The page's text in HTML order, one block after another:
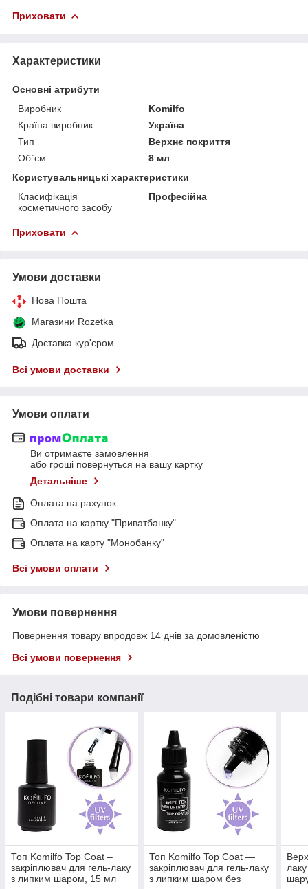
Приховати
Характеристики
Основні атрибути
Виробник
Komilfo
Країна виробник
Україна
Тип
Верхнє покриття
Об`єм
8 мл
Користувальницькі характеристики
Класифікація
косметичного засобу
Професійна
Приховати
Умови доставки
Нова Пошта
Магазини Rozetka
Доставка кур'єром
Всі умови доставки
Умови оплати
Ви отримаєте замовлення
або гроші повернуться на вашу картку
Детальніше
Оплата на рахунок
Оплата на картку "Приватбанку"
Оплата на карту "Монобанку"
Всі умови оплати
Умови повернення
Повернення товару впродовж 14 днів за домовленістю
Всі умови повернення
Подібні товари компанії
Топ Komilfo Top Coat –
закріплювач для гель-лаку
з липким шаром, 15 мл
Топ Komilfo Top Coat —
закріплювач для гель-лаку
з липким шаром без